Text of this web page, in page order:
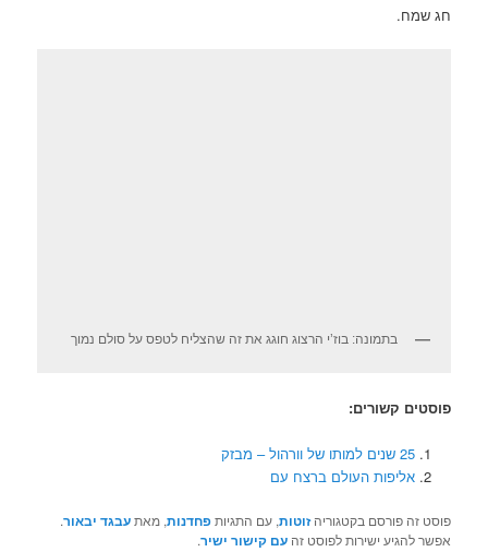
חג שמח.
בתמונה: בוז’י הרצוג חוגג את זה שהצליח לטפס על סולם נמוך
פוסטים קשורים:
25 שנים למותו של וורהול – מבזק
אליפות העולם ברצח עם
פוסט זה פורסם בקטגוריהזוטות, עם התגיותפחדנות, מאתעבגד יבאור.
אפשר להגיע ישירות לפוסט זהעם קישור ישיר.